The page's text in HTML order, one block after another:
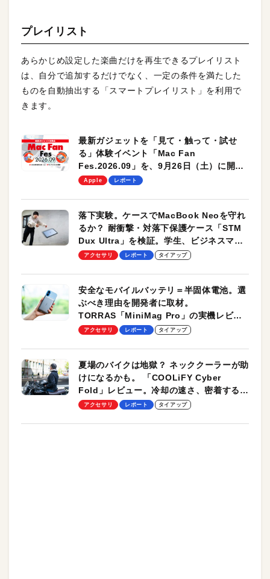
プレイリスト
あらかじめ設定した楽曲だけを再生できるプレイリスト
は、自分で追加するだけでなく、一定の条件を満たした
ものを自動抽出する「スマートプレイリスト」を利用で
きます。
最新ガジェットを「見て・触って・試せ
る」体験イベント「Mac Fan
Fes.2026.09」を、9月26日（土）に開催
します！
Apple レポート
落下実験。ケースでMacBook Neoを守れ
るか？ 耐衝撃・対落下保護ケース「STM
Dux Ultra」を検証。学生、ビジネスマン
のモバイルユースに最適！
アクセサリ レポート タイアップ
安全なモバイルバッテリ＝半固体電池。選
ぶべき理由を開発者に取材。
TORRAS「MiniMag Pro」の実機レビュ
ーも
アクセサリ レポート タイアップ
夏場のバイクは地獄？ ネッククーラーが助
けになるかも。 「COOLiFY Cyber
Fold」レビュー。冷却の速さ、密着する冷
却プレート、シンプルな操作性がグッド！
アクセサリ レポート タイアップ